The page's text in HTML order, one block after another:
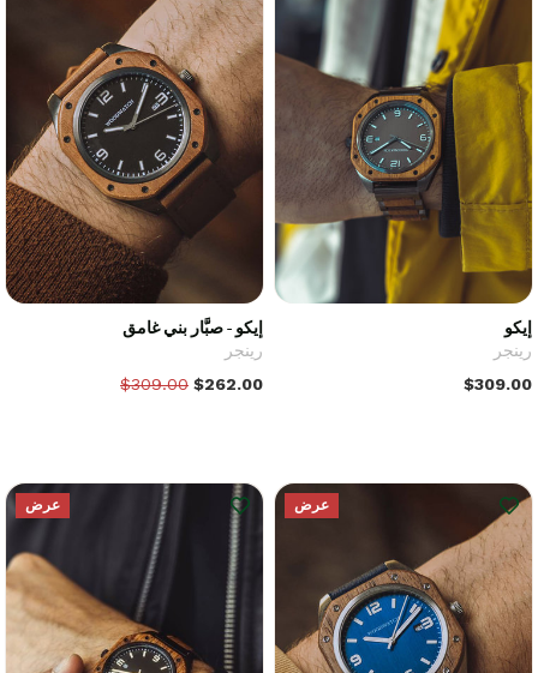
إيكو
رينجر
$309.00
إيكو - صبَّار بني غامق
رينجر
$309.00 $262.00
عرض عرض